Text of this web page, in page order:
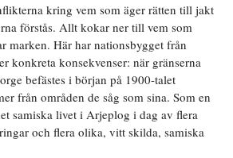
kring vem som äger rätten till jakt
förstås. Allt kokar ner till vem som
marken. Här har nationsbygget från
konkreta konsekvenser: när gränserna
befästes i början på 1900-talet
från områden de såg som sina. Som en
samiska livet i Arjeplog i dag av flera
och flera olika, vitt skilda, samiska